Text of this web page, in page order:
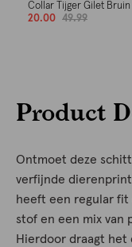
Collar Tijger Gilet Bruin
20.00
49.99
Product
Ontmoet deze
verfijnde
heeft een regular fit
stof en een mix van
Hierdoor draagt het